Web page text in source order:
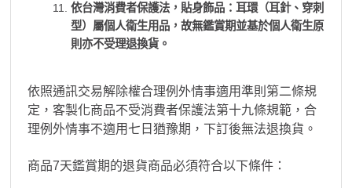
依台灣消費者保護法，貼身飾品：耳環（耳針、穿刺
型）屬個人衛生用品，故無鑑賞期並基於個人衛生原
則亦不受理退換貨。
依照通訊交易解除權合理例外情事適用準則第二條規
定，客製化商品不受消費者保護法第十九條規範，合
理例外情事不適用七日猶豫期，下訂後無法退換貨。
商品7天鑑賞期的退貨商品必須符合以下條件：